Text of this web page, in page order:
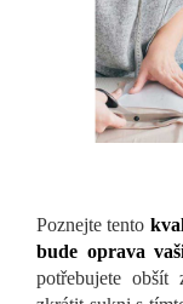
Poznejte tento
bude oprava
potřebujete obšít